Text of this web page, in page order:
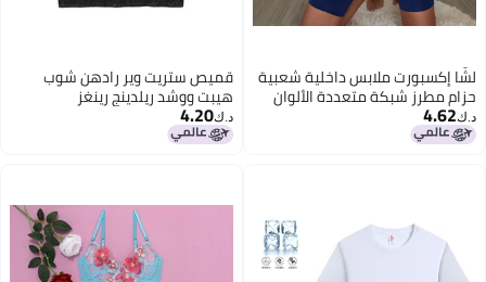
لشّا إكسبورت ملابس داخلية شعبية
حزام مطرز شبكة متعددة الألوان
بدلة تشكيل الجسم مقسومة
Xyh0348
د.ك‏4.62
قميص ستريت وير رادهن شوب
هيبت ووشد ريلدينج رينغز
د.ك‏4.20